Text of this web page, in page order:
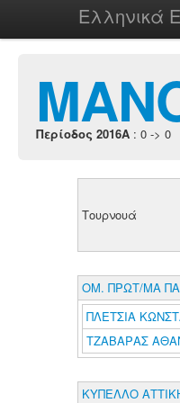
Ελληνικά
Περίοδος 2016A : 0 -> 0
Τουρνουά
ΟΜ. ΠΡΩΤ/ΜΑ
ΠΛΕΤΣΙΑ
ΤΖΑΒΑΡΑΣ
ΚΥΠΕΛΛΟ